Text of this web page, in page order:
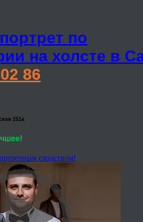
по
на холсте в
86
151а
сходством!